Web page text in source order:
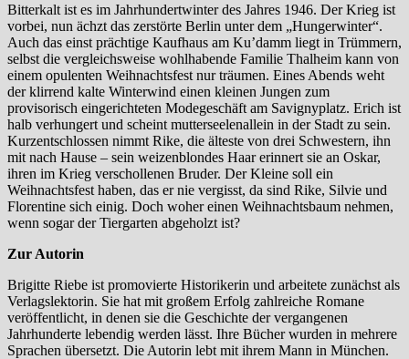
Bitterkalt ist es im Jahrhundertwinter des Jahres 1946. Der Krieg ist
vorbei, nun ächzt das zerstörte Berlin unter dem „Hungerwinter“.
Auch das einst prächtige Kaufhaus am Ku’damm liegt in Trümmern,
selbst die vergleichsweise wohlhabende Familie Thalheim kann von
einem opulenten Weihnachtsfest nur träumen. Eines Abends weht
der klirrend kalte Winterwind einen kleinen Jungen zum
provisorisch eingerichteten Modegeschäft am Savignyplatz. Erich ist
halb verhungert und scheint mutterseelenallein in der Stadt zu sein.
Kurzentschlossen nimmt Rike, die älteste von drei Schwestern, ihn
mit nach Hause – sein weizenblondes Haar erinnert sie an Oskar,
ihren im Krieg verschollenen Bruder. Der Kleine soll ein
Weihnachtsfest haben, das er nie vergisst, da sind Rike, Silvie und
Florentine sich einig. Doch woher einen Weihnachtsbaum nehmen,
wenn sogar der Tiergarten abgeholzt ist?
Zur Autorin
Brigitte Riebe ist promovierte Historikerin und arbeitete zunächst als
Verlagslektorin. Sie hat mit großem Erfolg zahlreiche Romane
veröffentlicht, in denen sie die Geschichte der vergangenen
Jahrhunderte lebendig werden lässt. Ihre Bücher wurden in mehrere
Sprachen übersetzt. Die Autorin lebt mit ihrem Mann in München.